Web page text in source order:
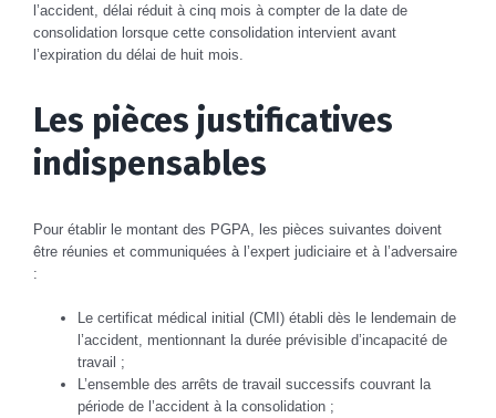
l’accident, délai réduit à cinq mois à compter de la date de
consolidation lorsque cette consolidation intervient avant
l’expiration du délai de huit mois.
Les pièces justificatives
indispensables
Pour établir le montant des PGPA, les pièces suivantes doivent
être réunies et communiquées à l’expert judiciaire et à l’adversaire
:
Le certificat médical initial (CMI) établi dès le lendemain de
l’accident, mentionnant la durée prévisible d’incapacité de
travail ;
L’ensemble des arrêts de travail successifs couvrant la
période de l’accident à la consolidation ;